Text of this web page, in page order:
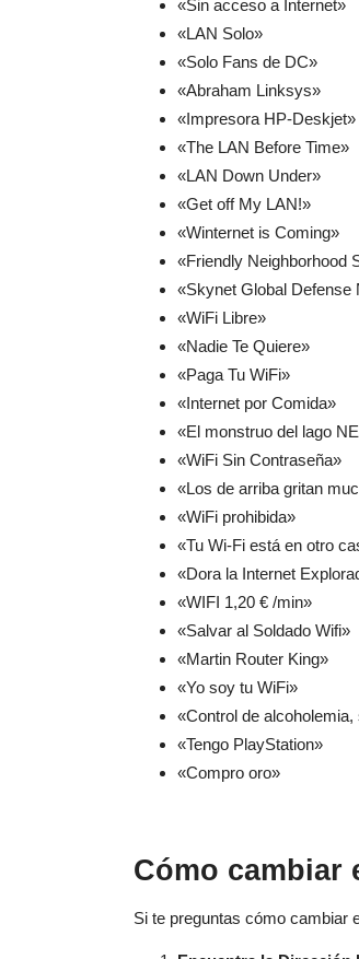
«Sin acceso a Internet»
«LAN Solo»
«Solo Fans de DC»
«Abraham Linksys»
«Impresora HP-Deskjet»
«The LAN Before Time»
«LAN Down Under»
«Get off My LAN!»
«Winternet is Coming»
«Friendly Neighborhood
«Skynet Global Defense
«WiFi Libre»
«Nadie Te Quiere»
«Paga Tu WiFi»
«Internet por Comida»
«El monstruo del lago
«WiFi Sin Contraseña»
«Los de arriba gritan
«WiFi prohibida»
«Tu Wi-Fi está en otro
«Dora la Internet
«WIFI 1,20 € /min»
«Salvar al Soldado Wifi»
«Martin Router King»
«Yo soy tu WiFi»
«Control de alcoholemia,
«Tengo PlayStation»
«Compro oro»
Cómo cambiar
Si te preguntas cómo cambiar